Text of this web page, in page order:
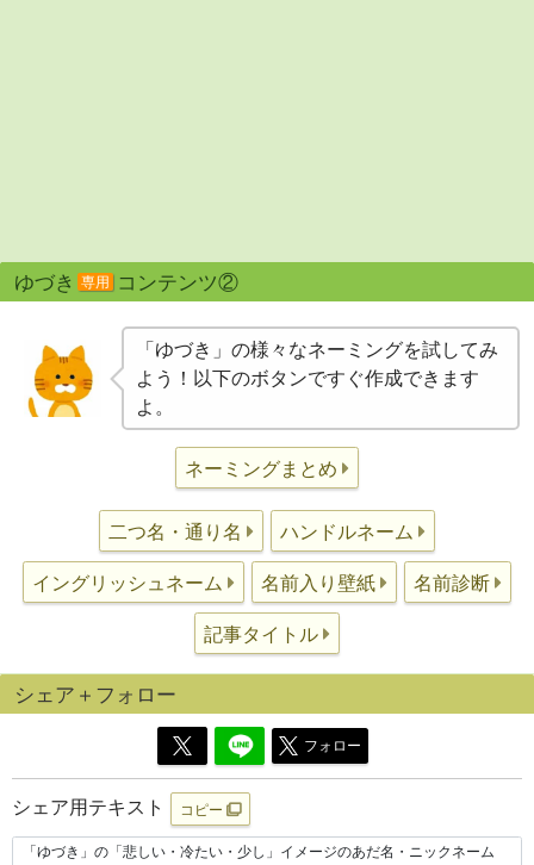
ゆづき 専用 コンテンツ②
「ゆづき」の様々なネーミングを試してみ
よう！以下のボタンですぐ作成できます
よ。
ネーミングまとめ
二つ名・通り名 ハンドルネーム
イングリッシュネーム 名前入り壁紙 名前診断
記事タイトル
シェア＋フォロー
フォロー
シェア用テキスト コピー